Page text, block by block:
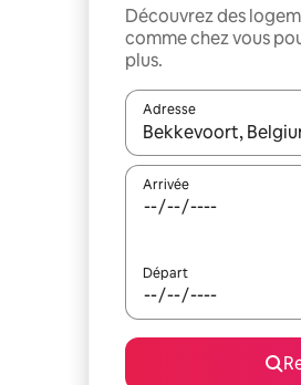
Découvrez des
comme chez vous
plus.
Adresse
Lorsque les résultats
Arrivée
Départ